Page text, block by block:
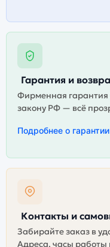
Гарантия и
Фирменная гарантия
закону РФ — всё
Подробнее о
Контакты и
Забирайте заказ в
Адреса, часы